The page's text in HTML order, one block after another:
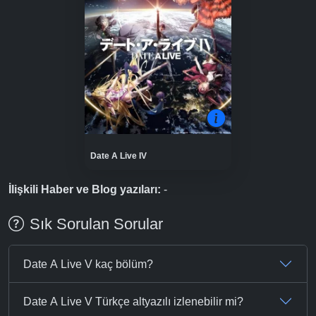
Date A Live IV
İlişkili Haber ve Blog yazıları: -
Sık Sorulan Sorular
Date A Live V kaç bölüm?
Date A Live V Türkçe altyazılı izlenebilir mi?